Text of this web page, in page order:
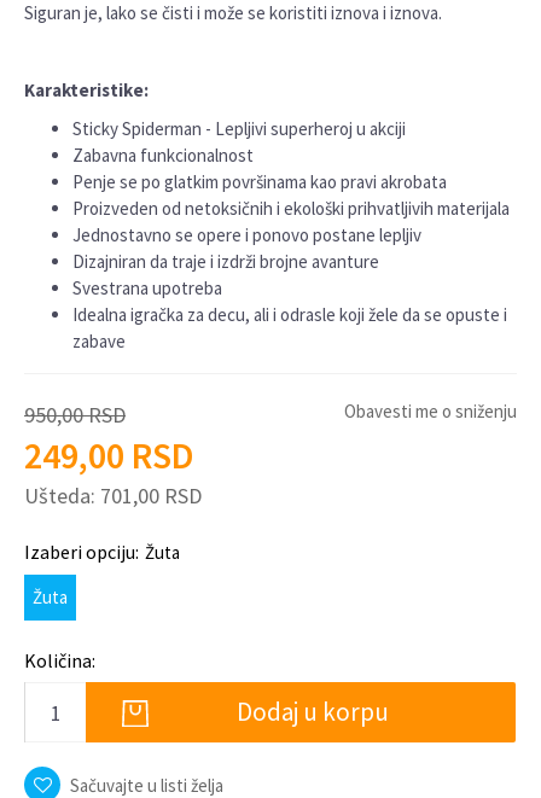
Siguran je, lako se čisti i može se koristiti iznova i iznova.
Karakteristike:
Sticky Spiderman - Lepljivi superheroj u akciji
Zabavna funkcionalnost
Penje se po glatkim površinama kao pravi akrobata
Proizveden od netoksičnih i ekološki prihvatljivih materijala
Jednostavno se opere i ponovo postane lepljiv
Dizajniran da traje i izdrži brojne avanture
Svestrana upotreba
Idealna igračka za decu, ali i odrasle koji žele da se opuste i
zabave
950,00RSD
249,00 RSD
Ušteda: 701,00 RSD
Obavesti me o sniženju
Izaberi opciju: Žuta
Žuta
Količina:
Dodaj u korpu
Sačuvajte u listi želja